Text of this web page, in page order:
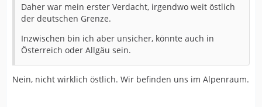
Daher war mein erster Verdacht, irgendwo weit östlich
der deutschen Grenze.
Inzwischen bin ich aber unsicher, könnte auch in
Österreich oder Allgäu sein.
Nein, nicht wirklich östlich. Wir befinden uns im Alpenraum.